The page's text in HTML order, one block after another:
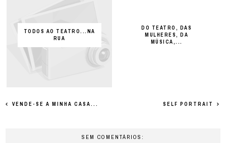
TODOS AO TEATRO...NA
RUA
DO TEATRO, DAS
MULHERES, DA
MÚSICA,...
VENDE-SE A MINHA CASA... SELF PORTRAIT
SEM COMENTÁRIOS: